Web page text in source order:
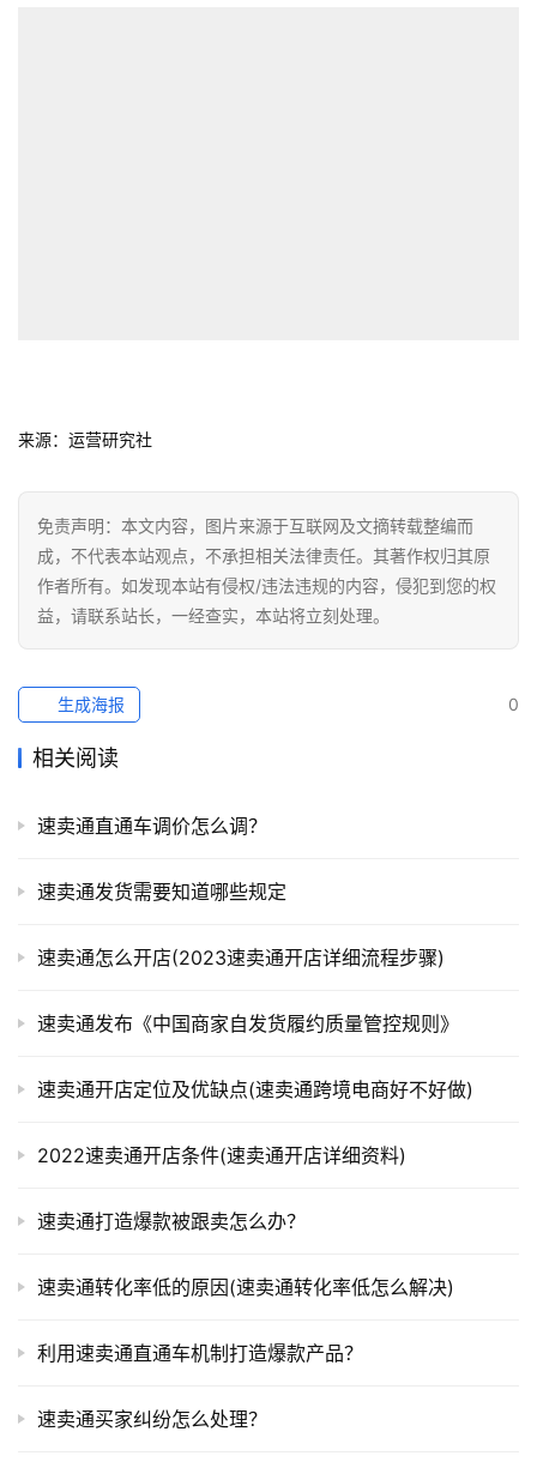
来源：运营研究社
免责声明：本文内容，图片来源于互联网及文摘转载整编而
成，不代表本站观点，不承担相关法律责任。其著作权归其原
作者所有。如发现本站有侵权/违法违规的内容，侵犯到您的权
益，请联系站长，一经查实，本站将立刻处理。
0
生成海报
相关阅读
速卖通直通车调价怎么调？
速卖通发货需要知道哪些规定
速卖通怎么开店(2023速卖通开店详细流程步骤)
速卖通发布《中国商家自发货履约质量管控规则》
速卖通开店定位及优缺点(速卖通跨境电商好不好做)
2022速卖通开店条件(速卖通开店详细资料)
速卖通打造爆款被跟卖怎么办？
速卖通转化率低的原因(速卖通转化率低怎么解决)
利用速卖通直通车机制打造爆款产品？
速卖通买家纠纷怎么处理？